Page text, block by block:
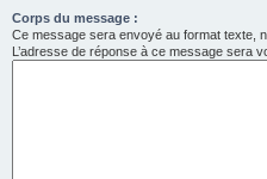
Corps du message :
Ce message sera envoyé au format texte,
L’adresse de réponse à ce message sera